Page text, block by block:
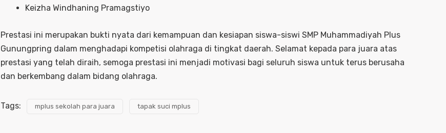
Keizha Windhaning Pramagstiyo
Prestasi ini merupakan bukti nyata dari kemampuan dan kesiapan siswa-siswi SMP Muhammadiyah Plus
Gunungpring dalam menghadapi kompetisi olahraga di tingkat daerah. Selamat kepada para juara atas
prestasi yang telah diraih, semoga prestasi ini menjadi motivasi bagi seluruh siswa untuk terus berusaha
dan berkembang dalam bidang olahraga.
Tags: mplus sekolah para juara tapak suci mplus